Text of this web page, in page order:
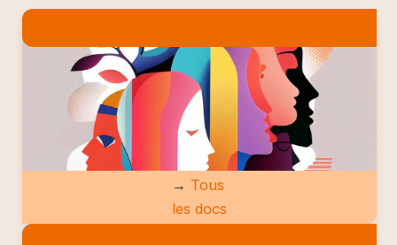
→ Tous
les docs